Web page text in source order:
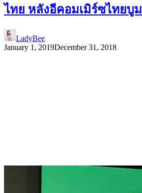
ไทย หลังอีคอมเมิร์ซไทยบูม
LadyBee
January 1, 2019December 31, 2018